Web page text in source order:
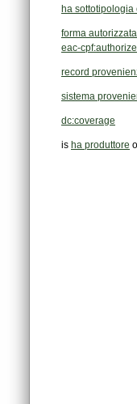
ha sottotipologia
forma
eac-
record
sistema
dc:coverage
is ha produttore